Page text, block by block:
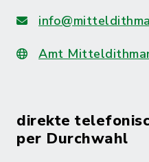
Amt
direkte
per Durchwahl